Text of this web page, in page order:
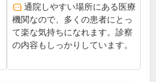
通院しやすい場所にある医療
機関なので、多くの患者にとっ
て楽な気持ちになれます。診察
の内容もしっかりしています。